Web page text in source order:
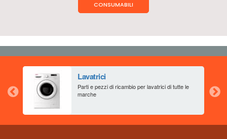
CONSUMABILI
Lavatrici
Parti e pezzi di ricambio per lavatrici di tutte le
marche